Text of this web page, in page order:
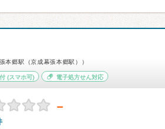
本郷駅（京成幕張本郷駅））
(スマホ可) 電子処方せん対応
－